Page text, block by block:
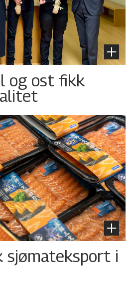
og ost fikk
sjømateksport i